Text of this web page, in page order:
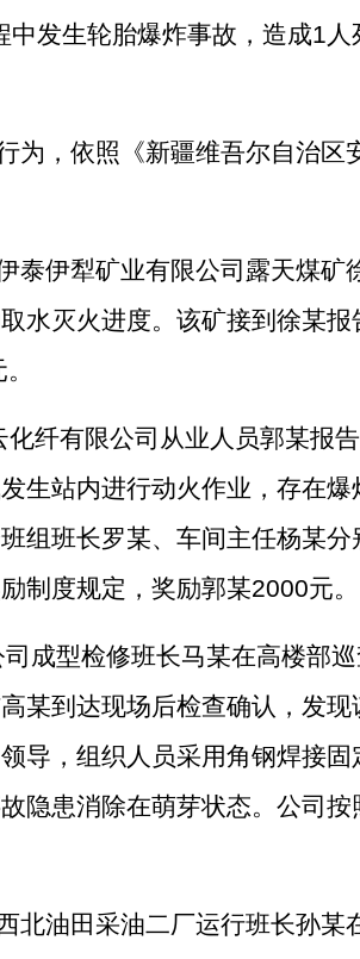
中发生轮胎爆炸事故，造成1人
为，依照《新疆维吾尔自治
泰伊犁矿业有限公司露天煤
水灭火进度。该矿接到徐某
化纤有限公司从业人员郭某报
生站内进行动火作业，存在
组班长罗某、车间主任杨某分
制度规定，奖励郭某2000元。
成型检修班长马某在高楼部
某到达现场后检查确认，发
导，组织人员采用角钢焊接
隐患消除在萌芽状态。 公司 按
北油田采油二厂运行班长孙